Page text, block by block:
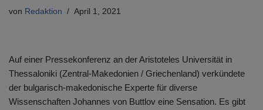
von Redaktion April 1, 2021
Auf einer Pressekonferenz an der Aristoteles Universität in
Thessaloniki (Zentral-Makedonien / Griechenland) verkündete
der bulgarisch-makedonische Experte für diverse
Wissenschaften Johannes von Buttlov eine Sensation. Es gibt